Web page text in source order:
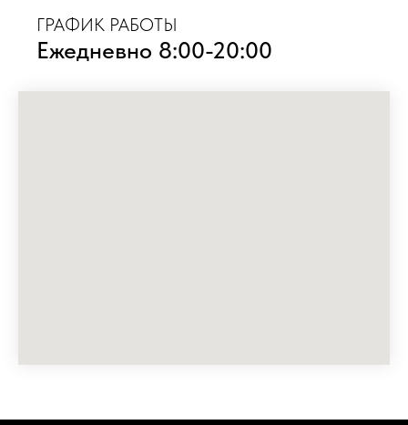
ГРАФИК РАБОТЫ
Ежедневно 8:00-20:00